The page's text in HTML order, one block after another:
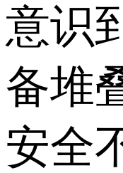
意识
备堆
安全